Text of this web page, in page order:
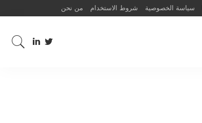
سياسة الخصوصية شروط الاستخدام من نحن